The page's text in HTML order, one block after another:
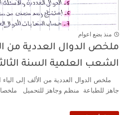
منذ بضع اعوام
ملخص الدوال العددية من
الشعب العلمية السنة
جاهز للطباعة منظم وجاهز للتحميل